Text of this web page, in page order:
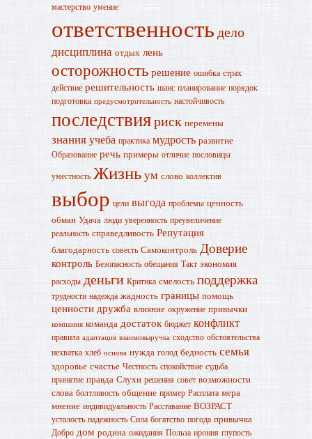
мастерство умение
ответственностьдело
дисциплина отдых лень
осторожность решение ошибка страх
действие решительность шанс планирование порядок
подготовка предусмотрительность настойчивость
последствияриск перемены
знанияучеба практика мудрость развитие
Образование речь примеры отличие пословицы
уместность Жизньум слово коллектив
выбор цели выгода проблемы ценность
обман Удача люди уверенность преувеличение
реальность справедливость Репутация
благодарность совесть Самоконтроль Доверие
контроль Безопасность обещания Такт экономия
расходы деньги Критика смелость поддержка
трудности надежда жадность границы помощь
ценности дружба влияние окружение привычки
компания команда достаток бюджет конфликт
правила адаптация взаимовыручка сходство обстоятельства
нехватка хлеб основа нужда голод бедность семья
здоровье счастье Честность спокойствие судьба
принятие правда Слухи решения совет возможности
слова болтливость общение пример Расплата мера
мнение индивидуальность Расставание ВОЗРАСТ
усталость надежность Сила богатство погода привычка
Добро дом родина ожидания Польза ирония глупость